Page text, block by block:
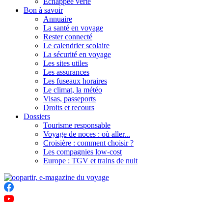
Bon à savoir
Annuaire
La santé en voyage
Rester connecté
Le calendrier scolaire
La sécurité en voyage
Les sites utiles
Les assurances
Les fuseaux horaires
Le climat, la météo
Visas, passeports
Droits et recours
Dossiers
Tourisme responsable
Voyage de noces : où aller...
Croisière : comment choisir ?
Les compagnies low-cost
Europe : TGV et trains de nuit